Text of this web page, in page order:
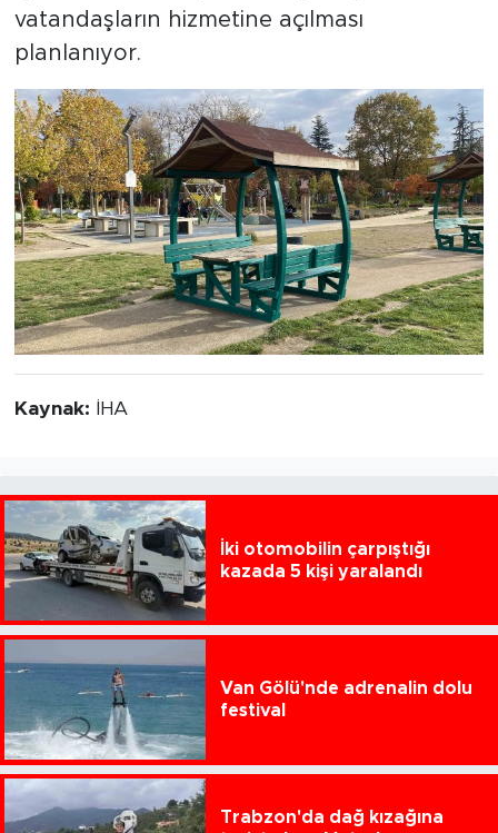
vatandaşların hizmetine açılması
planlanıyor.
Kaynak: İHA
İki otomobilin çarpıştığı
kazada 5 kişi yaralandı
Van Gölü'nde adrenalin dolu
festival
Trabzon'da dağ kızağına